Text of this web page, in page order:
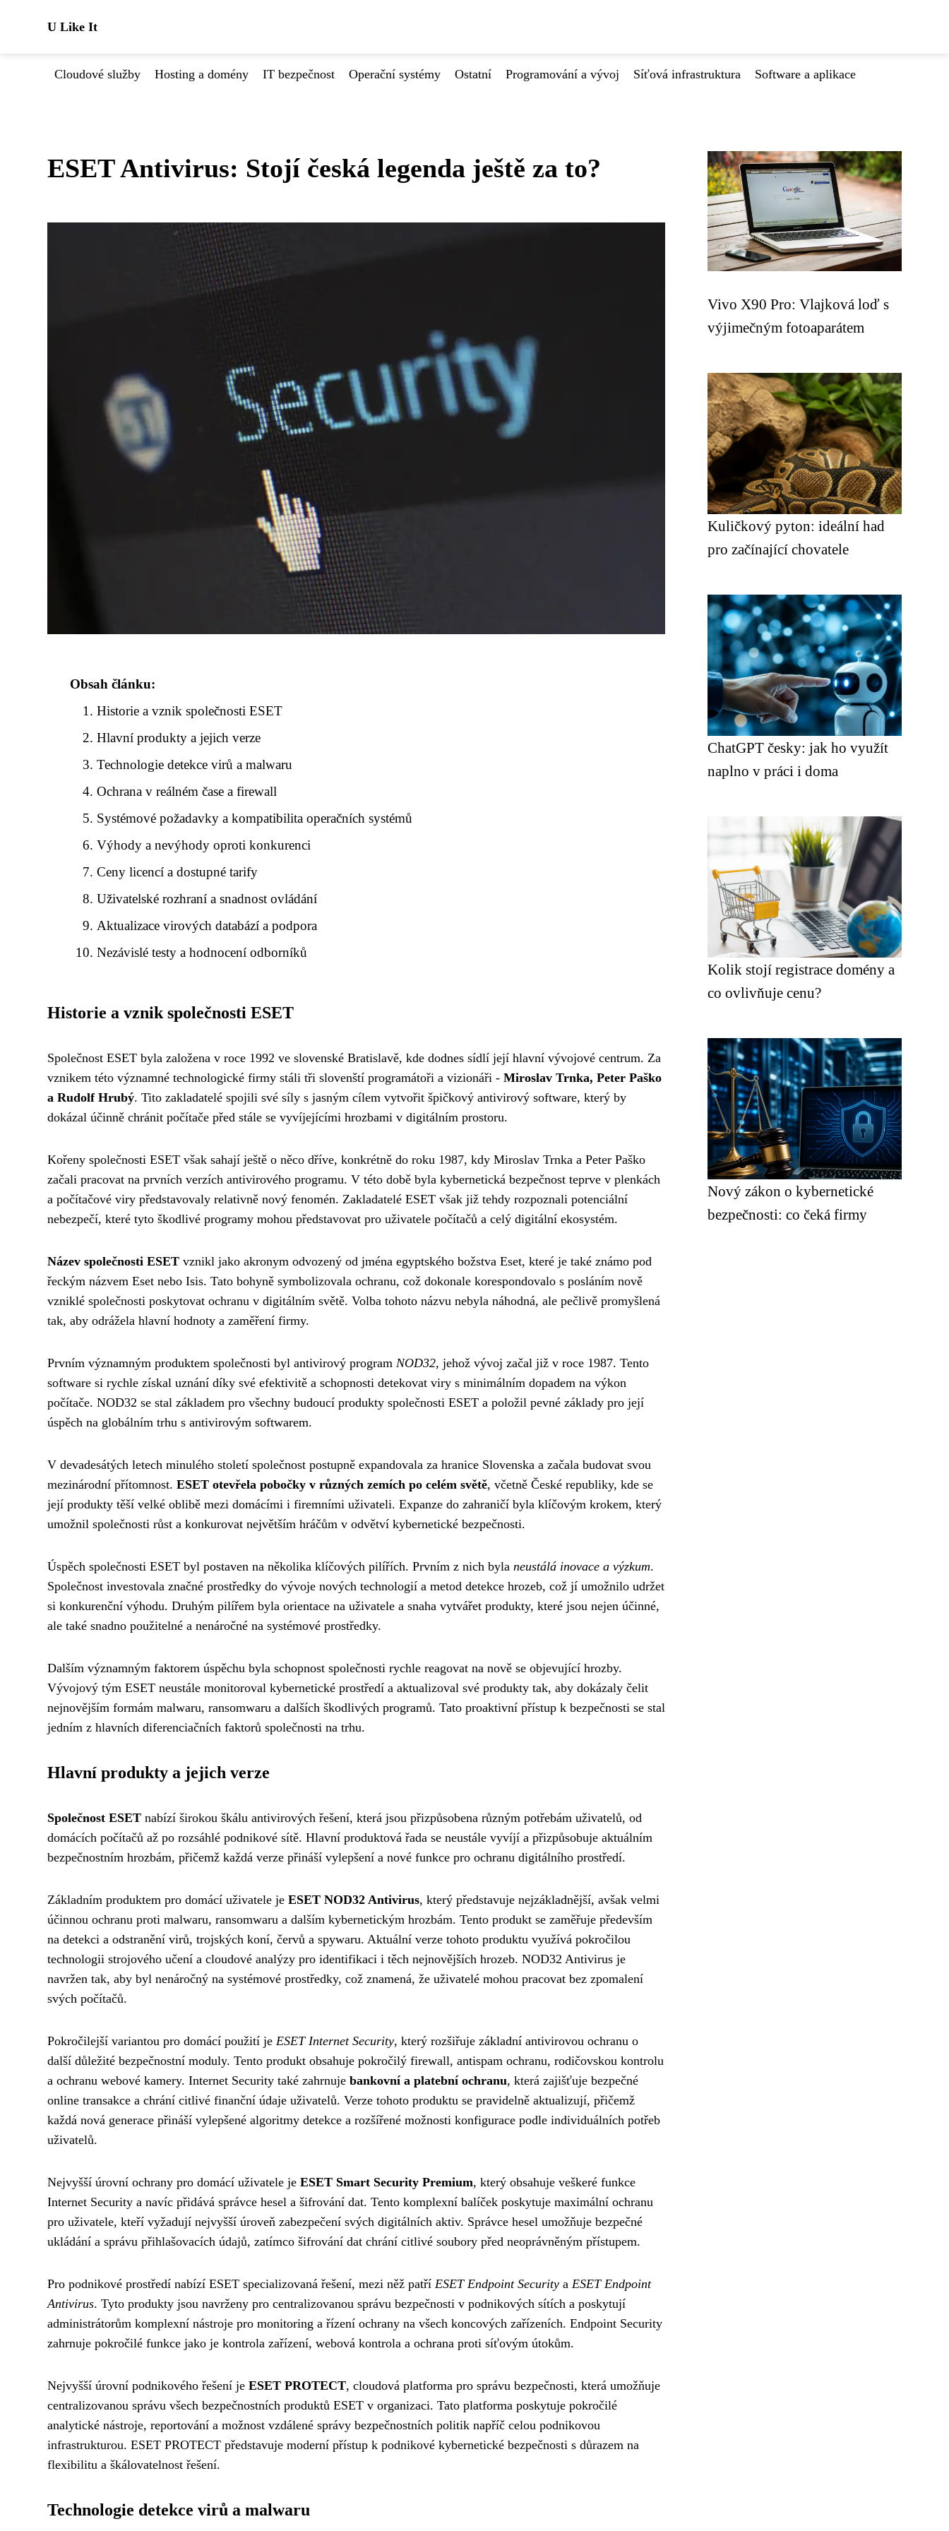
U Like It
Cloudové služby Hosting a domény IT bezpečnost Operační systémy Ostatní Programování a vývoj Síťová infrastruktura Software a aplikace
ESET Antivirus: Stojí česká legenda ještě za to?
Obsah článku:
Historie a vznik společnosti ESET
Hlavní produkty a jejich verze
Technologie detekce virů a malwaru
Ochrana v reálném čase a firewall
Systémové požadavky a kompatibilita operačních systémů
Výhody a nevýhody oproti konkurenci
Ceny licencí a dostupné tarify
Uživatelské rozhraní a snadnost ovládání
Aktualizace virových databází a podpora
Nezávislé testy a hodnocení odborníků
Historie a vznik společnosti ESET
Společnost ESET byla založena v roce 1992 ve slovenské Bratislavě, kde dodnes sídlí její hlavní vývojové centrum. Za
vznikem této významné technologické firmy stáli tři slovenští programátoři a vizionáři - Miroslav Trnka, Peter Paško
a Rudolf Hrubý. Tito zakladatelé spojili své síly s jasným cílem vytvořit špičkový antivirový software, který by
dokázal účinně chránit počítače před stále se vyvíjejícími hrozbami v digitálním prostoru.
Kořeny společnosti ESET však sahají ještě o něco dříve, konkrétně do roku 1987, kdy Miroslav Trnka a Peter Paško
začali pracovat na prvních verzích antivirového programu. V této době byla kybernetická bezpečnost teprve v plenkách
a počítačové viry představovaly relativně nový fenomén. Zakladatelé ESET však již tehdy rozpoznali potenciální
nebezpečí, které tyto škodlivé programy mohou představovat pro uživatele počítačů a celý digitální ekosystém.
Název společnosti ESET vznikl jako akronym odvozený od jména egyptského božstva Eset, které je také známo pod
řeckým názvem Eset nebo Isis. Tato bohyně symbolizovala ochranu, což dokonale korespondovalo s posláním nově
vzniklé společnosti poskytovat ochranu v digitálním světě. Volba tohoto názvu nebyla náhodná, ale pečlivě promyšlená
tak, aby odrážela hlavní hodnoty a zaměření firmy.
Prvním významným produktem společnosti byl antivirový program NOD32, jehož vývoj začal již v roce 1987. Tento
software si rychle získal uznání díky své efektivitě a schopnosti detekovat viry s minimálním dopadem na výkon
počítače. NOD32 se stal základem pro všechny budoucí produkty společnosti ESET a položil pevné základy pro její
úspěch na globálním trhu s antivirovým softwarem.
V devadesátých letech minulého století společnost postupně expandovala za hranice Slovenska a začala budovat svou
mezinárodní přítomnost. ESET otevřela pobočky v různých zemích po celém světě, včetně České republiky, kde se
její produkty těší velké oblibě mezi domácími i firemními uživateli. Expanze do zahraničí byla klíčovým krokem, který
umožnil společnosti růst a konkurovat největším hráčům v odvětví kybernetické bezpečnosti.
Úspěch společnosti ESET byl postaven na několika klíčových pilířích. Prvním z nich byla neustálá inovace a výzkum.
Společnost investovala značné prostředky do vývoje nových technologií a metod detekce hrozeb, což jí umožnilo udržet
si konkurenční výhodu. Druhým pilířem byla orientace na uživatele a snaha vytvářet produkty, které jsou nejen účinné,
ale také snadno použitelné a nenáročné na systémové prostředky.
Dalším významným faktorem úspěchu byla schopnost společnosti rychle reagovat na nově se objevující hrozby.
Vývojový tým ESET neustále monitoroval kybernetické prostředí a aktualizoval své produkty tak, aby dokázaly čelit
nejnovějším formám malwaru, ransomwaru a dalších škodlivých programů. Tato proaktivní přístup k bezpečnosti se stal
jedním z hlavních diferenciačních faktorů společnosti na trhu.
Hlavní produkty a jejich verze
Společnost ESET nabízí širokou škálu antivirových řešení, která jsou přizpůsobena různým potřebám uživatelů, od
domácích počítačů až po rozsáhlé podnikové sítě. Hlavní produktová řada se neustále vyvíjí a přizpůsobuje aktuálním
bezpečnostním hrozbám, přičemž každá verze přináší vylepšení a nové funkce pro ochranu digitálního prostředí.
Základním produktem pro domácí uživatele je ESET NOD32 Antivirus, který představuje nejzákladnější, avšak velmi
účinnou ochranu proti malwaru, ransomwaru a dalším kybernetickým hrozbám. Tento produkt se zaměřuje především
na detekci a odstranění virů, trojských koní, červů a spywaru. Aktuální verze tohoto produktu využívá pokročilou
technologii strojového učení a cloudové analýzy pro identifikaci i těch nejnovějších hrozeb. NOD32 Antivirus je
navržen tak, aby byl nenáročný na systémové prostředky, což znamená, že uživatelé mohou pracovat bez zpomalení
svých počítačů.
Pokročilejší variantou pro domácí použití je ESET Internet Security, který rozšiřuje základní antivirovou ochranu o
další důležité bezpečnostní moduly. Tento produkt obsahuje pokročilý firewall, antispam ochranu, rodičovskou kontrolu
a ochranu webové kamery. Internet Security také zahrnuje bankovní a platební ochranu, která zajišťuje bezpečné
online transakce a chrání citlivé finanční údaje uživatelů. Verze tohoto produktu se pravidelně aktualizují, přičemž
každá nová generace přináší vylepšené algoritmy detekce a rozšířené možnosti konfigurace podle individuálních potřeb
uživatelů.
Nejvyšší úrovní ochrany pro domácí uživatele je ESET Smart Security Premium, který obsahuje veškeré funkce
Internet Security a navíc přidává správce hesel a šifrování dat. Tento komplexní balíček poskytuje maximální ochranu
pro uživatele, kteří vyžadují nejvyšší úroveň zabezpečení svých digitálních aktiv. Správce hesel umožňuje bezpečné
ukládání a správu přihlašovacích údajů, zatímco šifrování dat chrání citlivé soubory před neoprávněným přístupem.
Pro podnikové prostředí nabízí ESET specializovaná řešení, mezi něž patří ESET Endpoint Security a ESET Endpoint
Antivirus. Tyto produkty jsou navrženy pro centralizovanou správu bezpečnosti v podnikových sítích a poskytují
administrátorům komplexní nástroje pro monitoring a řízení ochrany na všech koncových zařízeních. Endpoint Security
zahrnuje pokročilé funkce jako je kontrola zařízení, webová kontrola a ochrana proti síťovým útokům.
Nejvyšší úrovní podnikového řešení je ESET PROTECT, cloudová platforma pro správu bezpečnosti, která umožňuje
centralizovanou správu všech bezpečnostních produktů ESET v organizaci. Tato platforma poskytuje pokročilé
analytické nástroje, reportování a možnost vzdálené správy bezpečnostních politik napříč celou podnikovou
infrastrukturou. ESET PROTECT představuje moderní přístup k podnikové kybernetické bezpečnosti s důrazem na
flexibilitu a škálovatelnost řešení.
Technologie detekce virů a malwaru
Vivo X90 Pro: Vlajková loď s
výjimečným fotoaparátem
Kuličkový pyton: ideální had
pro začínající chovatele
ChatGPT česky: jak ho využít
naplno v práci i doma
Kolik stojí registrace domény a
co ovlivňuje cenu?
Nový zákon o kybernetické
bezpečnosti: co čeká firmy